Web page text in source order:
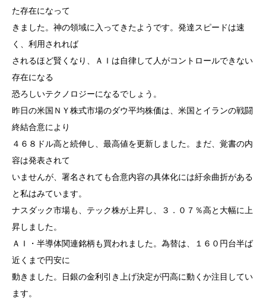
た存在になって
きました。神の領域に入ってきたようです。発達スピードは速
く、利用されれば
されるほど賢くなり、ＡＩは自律して人がコントロールできない
存在になる
恐ろしいテクノロジーになるでしょう。
昨日の米国ＮＹ株式市場のダウ平均株価は、米国とイランの戦闘
終結合意により
４６８ドル高と続伸し、最高値を更新しました。まだ、覚書の内
容は発表されて
いませんが、署名されても合意内容の具体化には紆余曲折がある
と私はみています。
ナスダック市場も、テック株が上昇し、３．０７％高と大幅に上
昇しました。
ＡＩ・半導体関連銘柄も買われました。為替は、１６０円台半ば
近くまで円安に
動きました。日銀の金利引き上げ決定が円高に動くか注目してい
ます。